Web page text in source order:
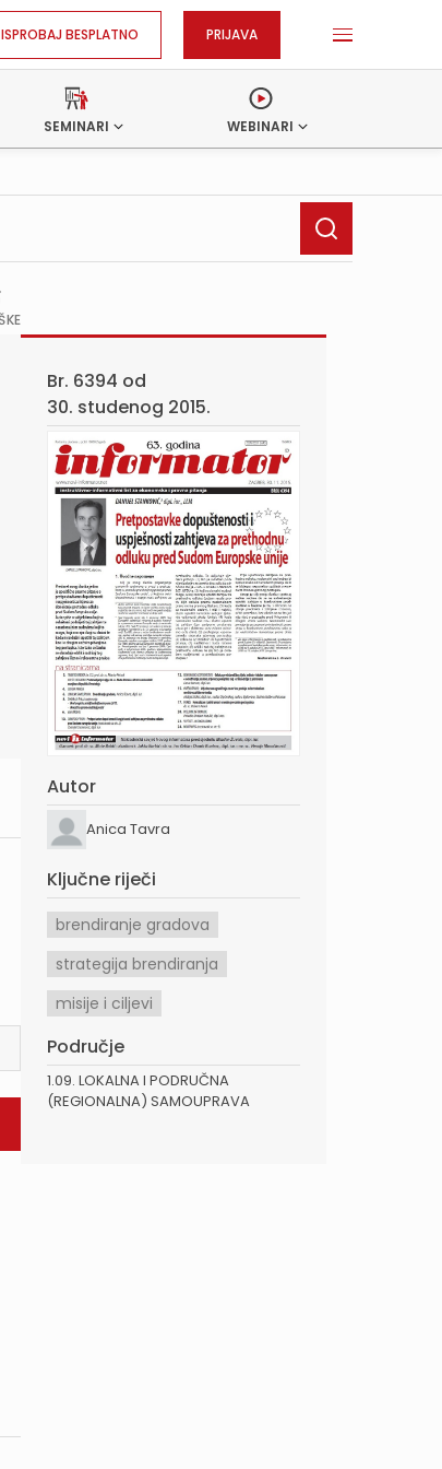
ISPROBAJ BESPLATNO PRIJAVA
SEMINARI WEBINARI
Br. 6394 od
30. studenog 2015.
Autor
Anica Tavra
Ključne riječi
brendiranje gradova
strategija brendiranja
misije i ciljevi
Područje
1.09. LOKALNA I PODRUČNA
(REGIONALNA) SAMOUPRAVA